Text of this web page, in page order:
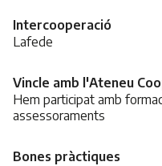
Intercooperació
Lafede
Vincle amb l'Ateneu
Hem participat amb
assessoraments
Bones pràctiques